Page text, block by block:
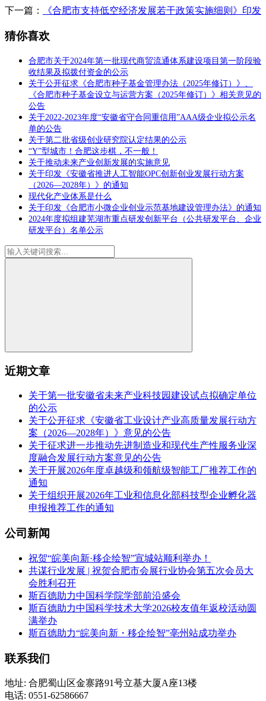
下一篇： 《合肥市支持低空经济发展若干政策实施细则》印发
猜你喜欢
合肥市关于2024年第一批现代商贸流通体系建设项目第一阶段验
收结果及拟拨付资金的公示
关于公开征求《合肥市种子基金管理办法（2025年修订）》、
《合肥市种子基金设立与运营方案（2025年修订）》相关意见的
公告
关于2022-2023年度“安徽省守合同重信用”AAA级企业拟公示名
单的公告
关于第二批省级创业研究院认定结果的公示
“Y”型城市！合肥这步棋，不一般！
关于推动未来产业创新发展的实施意见
关于印发《安徽省推进人工智能OPC创新创业发展行动方案
（2026—2028年）》的通知
现代化产业体系是什么
关于印发《合肥市小微企业创业示范基地建设管理办法》的通知
2024年度拟组建芜湖市重点研发创新平台（公共研发平台、企业
研发平台）名单公示
近期文章
关于第一批安徽省未来产业科技园建设试点拟确定单位
的公示
关于公开征求《安徽省工业设计产业高质量发展行动方
案（2026—2028年）》意见的公告
关于征求进一步推动先进制造业和现代生产性服务业深
度融合发展行动方案意见的公告
关于开展2026年度卓越级和领航级智能工厂推荐工作的
通知
关于组织开展2026年工业和信息化部科技型企业孵化器
申报推荐工作的通知
公司新闻
祝贺“皖美向新·移企绘智”宣城站顺利举办！
共谋行业发展 | 祝贺合肥市会展行业协会第五次会员大
会胜利召开
斯百德助力中国科学院学部前沿盛会
斯百德助力中国科学技术大学2026校友值年返校活动圆
满举办
斯百德助力“皖美向新・移企绘智”亳州站成功举办
联系我们
地址: 合肥蜀山区金寨路91号立基大厦A座13楼
电话: 0551-62586667